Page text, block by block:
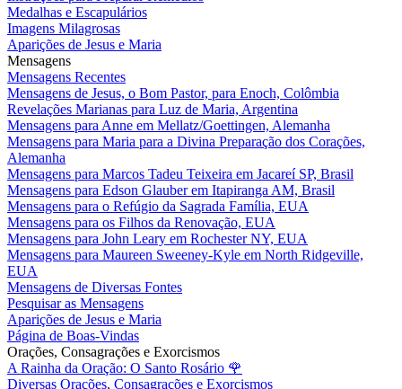
Medalhas e Escapulários
Imagens Milagrosas
Aparições de Jesus e Maria
Mensagens
Mensagens Recentes
Mensagens de Jesus, o Bom Pastor, para Enoch, Colômbia
Revelações Marianas para Luz de Maria, Argentina
Mensagens para Anne em Mellatz/Goettingen, Alemanha
Mensagens para Maria para a Divina Preparação dos Corações,
Alemanha
Mensagens para Marcos Tadeu Teixeira em Jacareí SP, Brasil
Mensagens para Edson Glauber em Itapiranga AM, Brasil
Mensagens para o Refúgio da Sagrada Família, EUA
Mensagens para os Filhos da Renovação, EUA
Mensagens para John Leary em Rochester NY, EUA
Mensagens para Maureen Sweeney-Kyle em North Ridgeville,
EUA
Mensagens de Diversas Fontes
Pesquisar as Mensagens
Aparições de Jesus e Maria
Página de Boas-Vindas
Orações, Consagrações e Exorcismos
A Rainha da Oração: O Santo Rosário 🌹
Diversas Orações, Consagrações e Exorcismos